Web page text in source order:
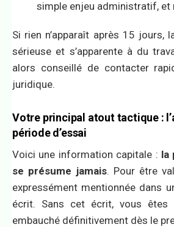
simple enjeu administratif, et
Si rien n’apparaît après 15 jours,
sérieuse et s’apparente à du
alors conseillé de contacter
juridique.
Votre principal atout tactique :
période d’essai
Voici une information capitale : la
se présume jamais. Pour être
expressément mentionnée dans
écrit. Sans cet écrit, vous êtes
embauché définitivement dès le